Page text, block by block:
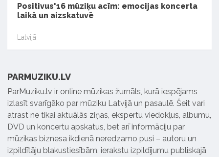
Positivus'16 mūziķu acīm: emocijas koncerta
laikā un aizskatuvē
Latvijā
PARMUZIKU.LV
ParMuziku.lv ir online mūzikas žurnāls, kurā iespējams
izlasīt svarīgāko par mūziku Latvijā un pasaulē. Šeit vari
atrast ne tikai aktuālās ziņas, ekspertu viedokļus, albumu,
DVD un koncertu apskatus, bet arī informāciju par
mūzikas biznesa ikdienā neredzamo pusi – autoru un
izpildītāju blakustiesībām, ierakstu izpildījumu publiskajā